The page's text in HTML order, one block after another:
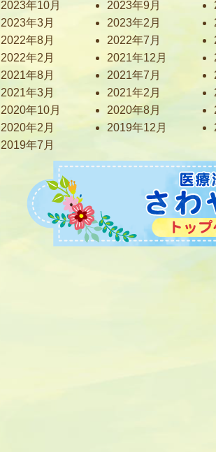
2023年10月
2023年9月
2023年3月
2023年2月
2022年8月
2022年7月
2022年2月
2021年12月
2021年8月
2021年7月
2021年3月
2021年2月
2020年10月
2020年8月
2020年2月
2019年12月
2019年7月